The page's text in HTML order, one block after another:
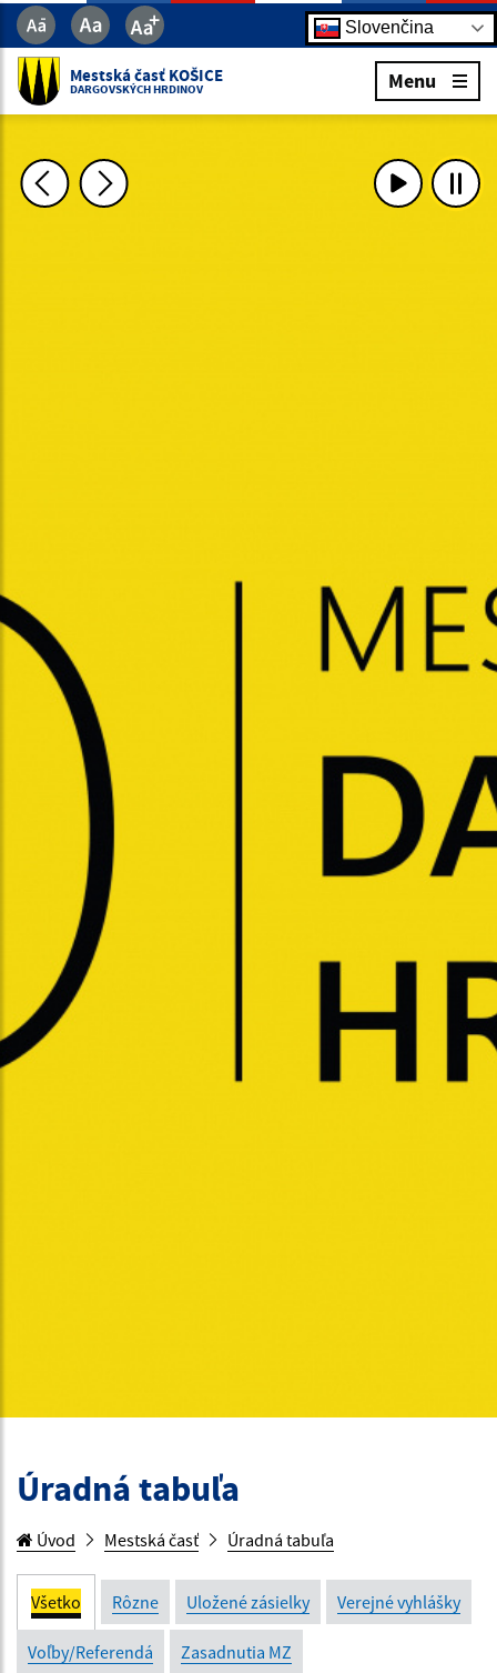
Slovenčina
Mestská časť KOŠICE
DARGOVSKÝCH HRDINOV Menu
Úradná tabuľa
Úvod Mestská časť Úradná tabuľa
Všetko Rôzne Uložené zásielky Verejné vyhlášky
Voľby/Referendá Zasadnutia MZ